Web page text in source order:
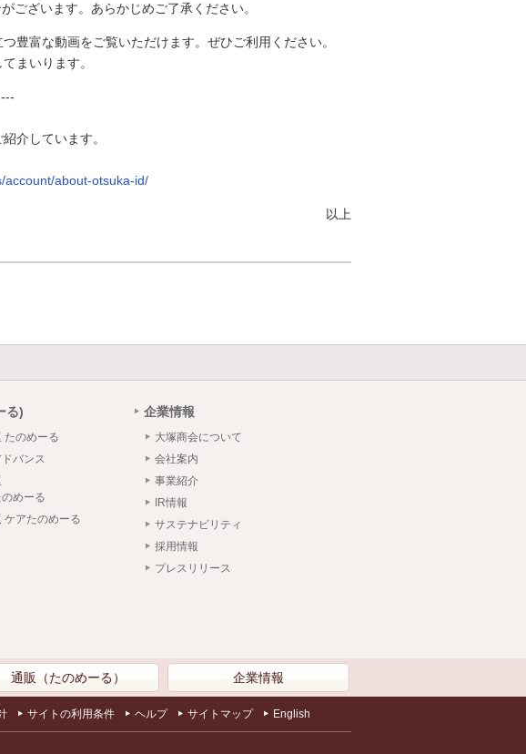
ざいます。あらかじめご了承ください。
豊富な動画をご覧いただけます。ぜひご利用ください。
まいります。
介しています。
account/about-otsuka-id/
以上
る)
たのめーる
バンス
めーる
ケアたのめーる
企業情報
大塚商会について
会社案内
事業紹介
IR情報
サステナビリティ
採用情報
プレスリリース
通販（たのめーる） 企業情報
サイトの利用条件 ヘルプ サイトマップ English